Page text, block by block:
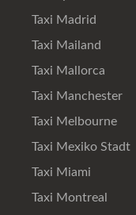
Taxi Madrid
Taxi Mailand
Taxi Mallorca
Taxi Manchester
Taxi Melbourne
Taxi Mexiko Stadt
Taxi Miami
Taxi Montreal